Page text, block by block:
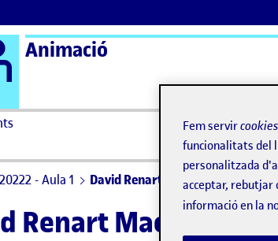
Logo Ágora
Animació
- Aula 1 David Renart Macías
Renart Macías
Fem servircookies
funcionalitats del
personalitzada
acceptar, rebutjar
informació en la